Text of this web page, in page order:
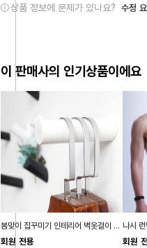
상품 정보에 문제가 있나요? 수정
이 판매사의 인기상품이에요
봄맞이 집꾸미기 인테리어 벽옷걸이 우드 후크 걸이
회원 전용 회원